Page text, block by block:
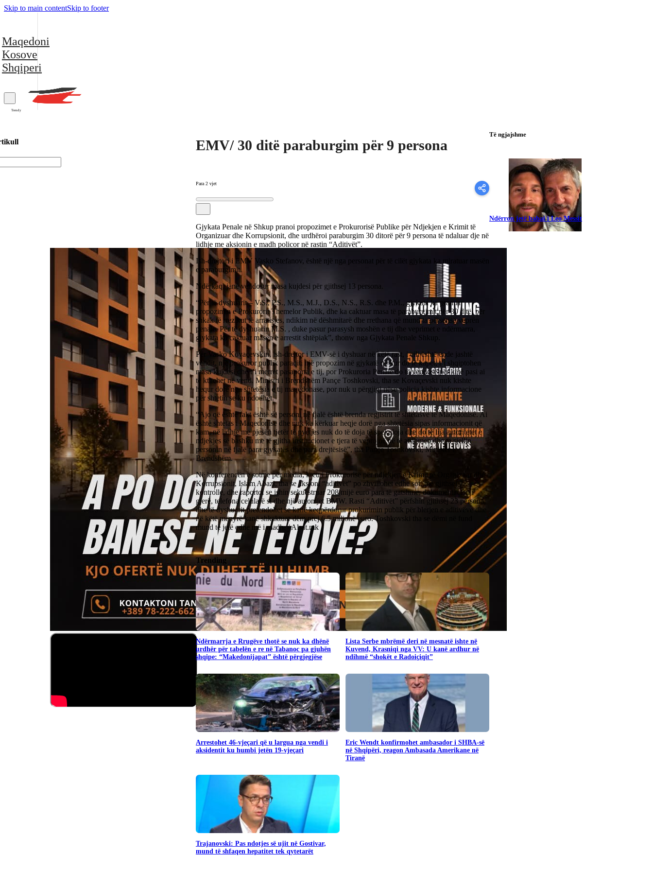
Skip to main contentSkip to footer
Maqedoni
Kosove
Shqiperi
Trendy
EMV/ 30 ditë paraburgim për 9 persona
Para 2 vjet
Gjykata Penale në Shkup pranoi propozimet e Prokurorisë Publike për Ndjekjen e Krimit të
Organizuar dhe Korrupsionit, dhe urdhëroi paraburgim 30 ditorë për 9 persona të ndaluar dje në
lidhje me aksionin e madh policor në rastin “Aditivët”.
Ish-drejtori i EMV Vasko Stefanov, është një nga personat për të cilët gjykata ka miratuar masën
e paraburgimit.
Ndërkaq, janë vendosur masa kujdesi për gjithsej 13 persona.
“Për të dyshuarit – V.S., P.S., M.S., M.J., D.S., N.S., R.S. dhe P.M., gjykata ka pranuar
propozimin e Prokurorit Themelor Publik, dhe ka caktuar masa të paraburgimit për 30 ditë, për
shkak të rrezikut të arratisjes, ndikim në dëshmitarë dhe rrethana që mund ta përsërisë veprën
penale. Për të dyshuarin M.S. , duke pasur parasysh moshën e tij dhe veprimet e ndërmarra,
gjykata ka caktuar masën e arrestit shtëpiak”, thonw nga Gjykata Penale Shkup.
Për Vasko Kovaçevskin, ish-drejtor i EMV-së i dyshuar në këtë rast, i cili është ende jashtë
vendit, një prokuror publik paraqiti një propozim në gjykatë që kur do të kapet, t’i shqiptohen
masa kujdesi dhe t’i merret pasaporta e tij, por Prokuroria Penale do të vendosë për këtë pasi ai
të kthehet në vend. Ministri i Brendshëm Pançe Toshkovski, tha se Kovaçevski nuk kishte
hequr dorë nga shtetësia e tij maqedonase, por nuk u përgjigj nëse policia kishte informacione
për shtetin se ku ndodhet.
“Ajo që është fakt është se personi në fjalë është brenda regjistrit të shtetasve të Maqedonisë. Ai
është shtetas i Maqedonisë dhe nuk ka kërkuar heqje dorë nga shtetësia sipas informacionit që
kam, në lidhje me pjesën tjetër të pyetjes nuk do të doja të spekuloja dhe do të lija autoritetet e
ndjekjes së bashku me të gjitha institucionet e tjera të veprojnë në të ardhmen dhe ta sjellin
personin në fjalë para gjykatës dhe para drejtësisë”, tha Pançe Toshkovski, Ministër i
Brendshëm.
Në konferencën e sotme për media, kreu i Prokurorisë për ndjekjen e Krimit të Organizuar dhe
Korrupsionit, Islam Abazi, tha se aksioni “aditivët” po zhvillohet edhe sot, me gjithsej 77
kontrolle, dhe raportoi se ishin sekuestruar 208 mijë euro para të gatshme, dokumentacion i
gjerë, telefona celularë si dhe një automjet BMW. Rasti “Aditivët” përfshin gjithsej 23 persona,
dhe të dyshuarit pretendohet se kanë keqpërdorur prokurimin publik për blerjen e aditivëve dhe
në këtë mënyrë kanë shkaktuar dëm prej 6.5 milionë euro. Toshkovski tha se dëmi në fund
mund të jetë edhe më i madh. / Alsat.mk
Trending
Ndërmarrja e Rrugëve thotë se nuk ka dhënë
urdhër për tabelën e re në Tabanoc pa gjuhën
shqipe: “Makedonijapat” është përgjegjëse
​Lista Serbe mbrëmë deri në mesnatë ishte në
Kuvend, Krasniqi nga VV: U kanë ardhur në
ndihmë “shokët e Radoiçiqit”
Arrestohet 46-vjeçari që u largua nga vendi i
aksidentit ku humbi jetën 19-vjeçari
Eric Wendt konfirmohet ambasador i SHBA-së
në Shqipëri, reagon Ambasada Amerikane në
Tiranë
Trajanovski: Pas ndotjes së ujit në Gostivar,
mund të shfaqen hepatitet tek qytetarët
Të ngjajshme
Ndërron jetë babai i Leo Messit